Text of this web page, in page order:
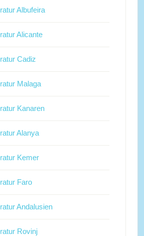
Albufeira
Alicante
Cadiz
Malaga
Kanaren
Alanya
Kemer
Faro
Andalusien
Rovinj